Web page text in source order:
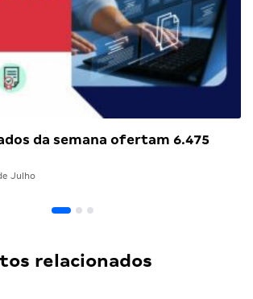
da semana ofertam 6.475
Julho
relacionados